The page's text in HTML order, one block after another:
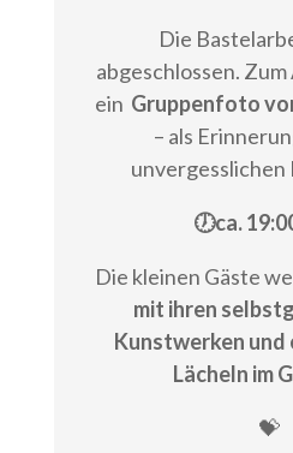
Die
abgeschlossen. Zum
ein Gruppenfoto
– als
unvergesslichen
🕖ca.
Die kleinen Gäste
mit ihren
Kunstwerken und
Lächeln im
💝